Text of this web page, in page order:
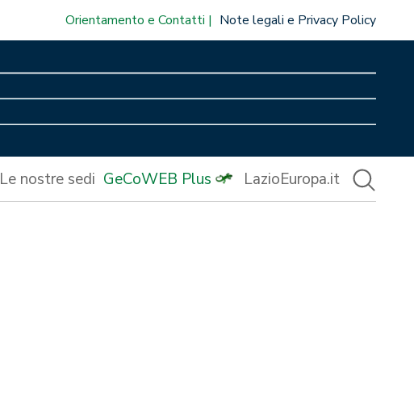
Orientamento e Contatti Note legali e Privacy Policy
Le nostre sedi GeCoWEB Plus LazioEuropa.it